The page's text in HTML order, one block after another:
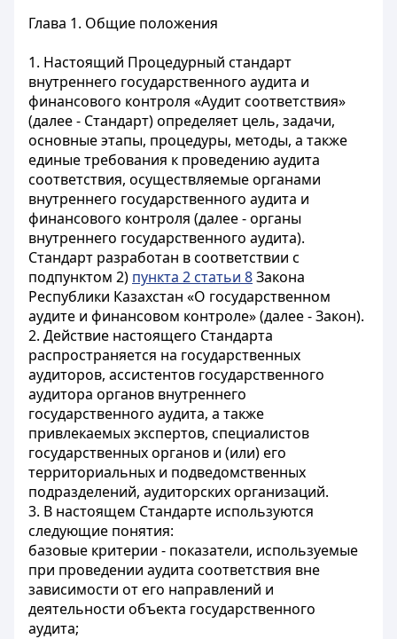
Глава 1. Общие положения
1. Настоящий Процедурный стандарт
внутреннего государственного аудита и
финансового контроля «Аудит соответствия»
(далее - Стандарт) определяет цель, задачи,
основные этапы, процедуры, методы, а также
единые требования к проведению аудита
соответствия, осуществляемые органами
внутреннего государственного аудита и
финансового контроля (далее - органы
внутреннего государственного аудита).
Стандарт разработан в соответствии с
подпунктом 2) пункта 2 статьи 8Закона
Республики Казахстан «О государственном
аудите и финансовом контроле» (далее - Закон).
2. Действие настоящего Стандарта
распространяется на государственных
аудиторов, ассистентов государственного
аудитора органов внутреннего
государственного аудита, а также
привлекаемых экспертов, специалистов
государственных органов и (или) его
территориальных и подведомственных
подразделений, аудиторских организаций.
3. В настоящем Стандарте используются
следующие понятия:
базовые критерии - показатели, используемые
при проведении аудита соответствия вне
зависимости от его направлений и
деятельности объекта государственного
аудита;